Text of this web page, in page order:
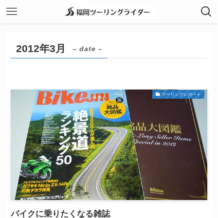
2012年3月 – date –
ツーリングレポート
バイクに乗りたくなる雑誌